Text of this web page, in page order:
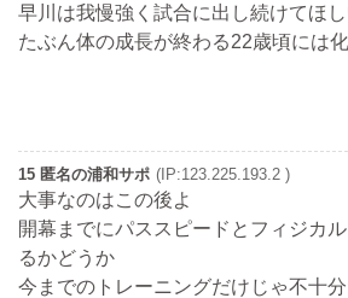
早川は我慢強く試合に出し続けてほ
たぶん体の成長が終わる22歳頃には
15 匿名の浦和サポ (IP:123.225.193.2 )
大事なのはこの後よ
開幕までにパススピードとフィジカ
るかどうか
今までのトレーニングだけじゃ不十分